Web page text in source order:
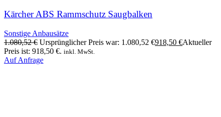
Kärcher ABS Rammschutz Saugbalken
Sonstige Anbausätze
1.080,52€ Ursprünglicher Preis war: 1.080,52 €918,50 €Aktueller
Preis ist: 918,50 €. inkl. MwSt.
Auf Anfrage